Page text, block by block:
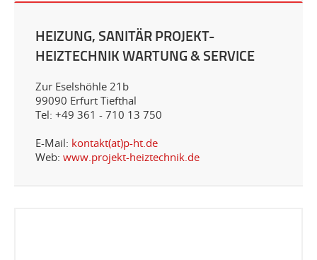
HEIZUNG, SANITÄR PROJEKT-
HEIZTECHNIK WARTUNG & SERVICE
Zur Eselshöhle 21b
99090 Erfurt Tiefthal
Tel: +49 361 - 710 13 750
E-Mail: kontakt(at)p-ht.de
Web: www.projekt-heiztechnik.de